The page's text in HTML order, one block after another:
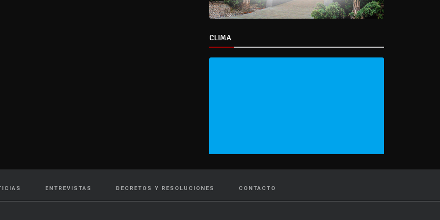
CLIMA
ENTREVISTAS DECRETOS Y RESOLUCIONES CONTACTO